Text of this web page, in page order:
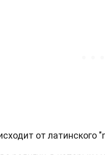
от латинского